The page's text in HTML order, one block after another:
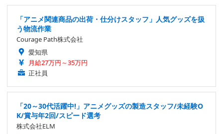
「アニメ関連商品の出荷・仕分けスタッフ」人気グッズを扱
う物流作業
Courage Path株式会社
愛知県
月給27万円～35万円
正社員
「20～30代活躍中!」アニメグッズの製造スタッフ/未経験O
K/賞与年2回/スピード選考
株式会社ELM